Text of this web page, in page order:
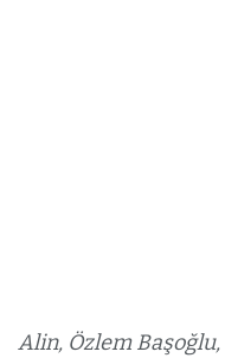
Alin, Özlem